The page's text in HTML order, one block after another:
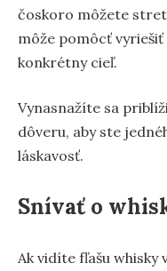
čoskoro môžete
môže pomôcť
konkrétny cieľ.
Vynasnažíte sa
dôveru, aby ste
láskavosť.
Snívať o
Ak vidíte fľašu whisky